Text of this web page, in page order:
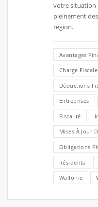
votre situation
pleinement
région.
Avantages
Charge Fiscale
Déductions
Entreprises
Fiscalité
Mises À Jour
Obligations
Résidents
Wallonie